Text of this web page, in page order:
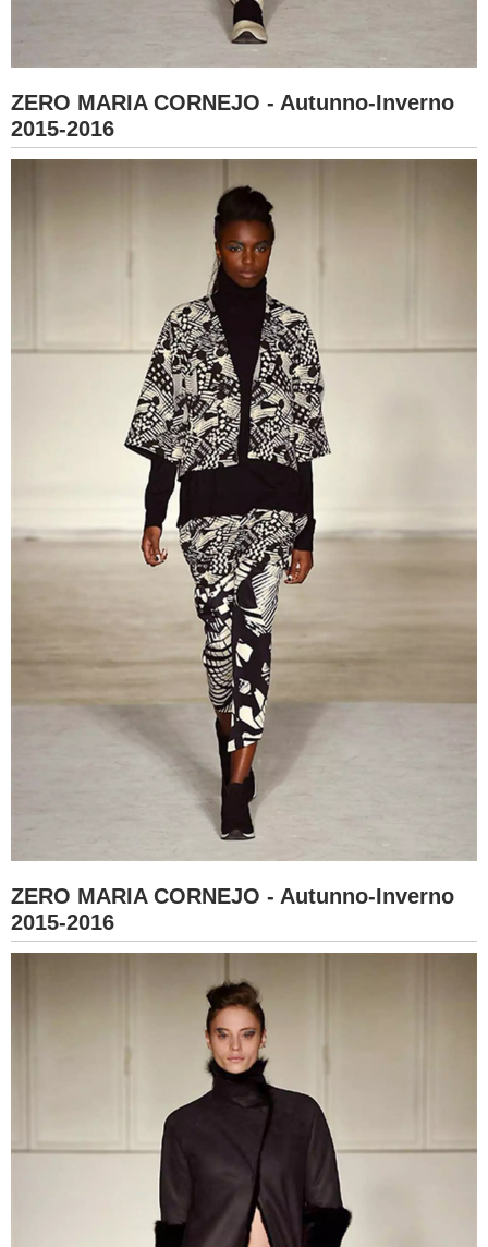
ZERO MARIA CORNEJO - Autunno-Inverno
2015-2016
ZERO MARIA CORNEJO - Autunno-Inverno
2015-2016